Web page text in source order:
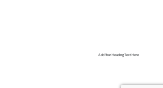
Add Your Heading Text Here